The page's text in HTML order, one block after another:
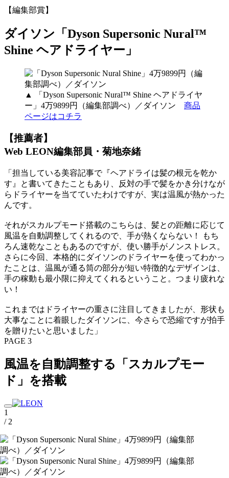
【編集部賞】
ダイソン「Dyson Supersonic Nural™
Shine ヘアドライヤー」
▲ 「Dyson Supersonic Nural™ Shine ヘアドライヤ
ー」4万9899円（編集部調べ）／ダイソン 商品
ページはコチラ
【推薦者】
Web LEON編集部員・菊地奈緒
「担当している美容記事で『ヘアドライは髪の根元を乾か
す』と書いてきたこともあり、反対の手で髪をかき分けなが
らドライヤーを当てていたわけですが、実は温風が熱かった
んです。
それがスカルプモード搭載のこちらは、髪との距離に応じて
風温を自動調整してくれるので、手が熱くならない！ もち
ろん速乾なこともあるのですが、使い勝手がノンストレス。
さらに今回、本格的にダイソンのドライヤーを使ってわかっ
たことは、温風が通る筒の部分が短い特徴的なデザインは、
手の稼動も最小限に抑えてくれるということ。つまり疲れな
い！
これまではドライヤーの重さに注目してきましたが、形状も
大事なことに着眼したダイソンに、今さらで恐縮ですが拍手
を贈りたいと思いました」
PAGE 3
風温を自動調整する「スカルプモー
ド」を搭載
1
/ 2